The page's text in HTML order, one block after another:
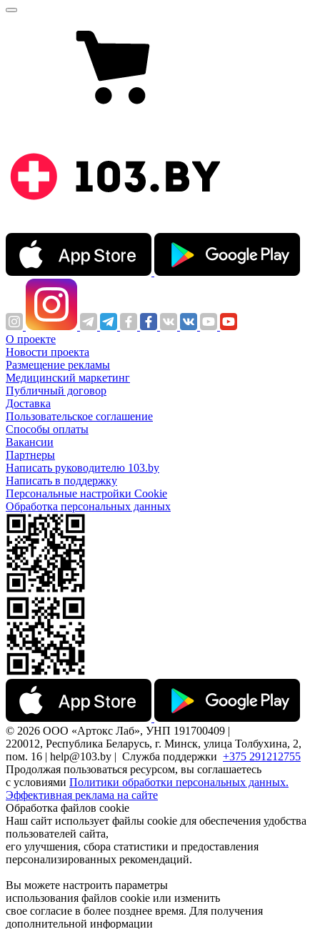
О проекте
Новости проекта
Размещение рекламы
Медицинский маркетинг
Публичный договор
Доставка
Пользовательское соглашение
Способы оплаты
Вакансии
Партнеры
Написать руководителю 103.by
Написать в поддержку
Персональные настройки Cookie
Обработка персональных данных
© 2026 ООО «Артокс Лаб», УНП 191700409 |
220012, Республика Беларусь, г. Минск, улица Толбухина, 2,
пом. 16 | help@103.by | Служба поддержки +375 291212755
Продолжая пользоваться ресурсом, вы соглашаетесь
с условиями Политики обработки персональных данных.
Эффективная реклама на сайте
Обработка файлов cookie
Наш сайт использует файлы cookie для обеспечения удобства
пользователей сайта,
его улучшения, сбора статистики и предоставления
персонализированных рекомендаций.
Вы можете настроить параметры
использования файлов cookie или изменить
свое согласие в более позднее время. Для получения
дополнительной информации